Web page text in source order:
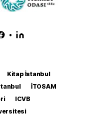
•
Kitap İstanbul
İTOSAM
ICVB